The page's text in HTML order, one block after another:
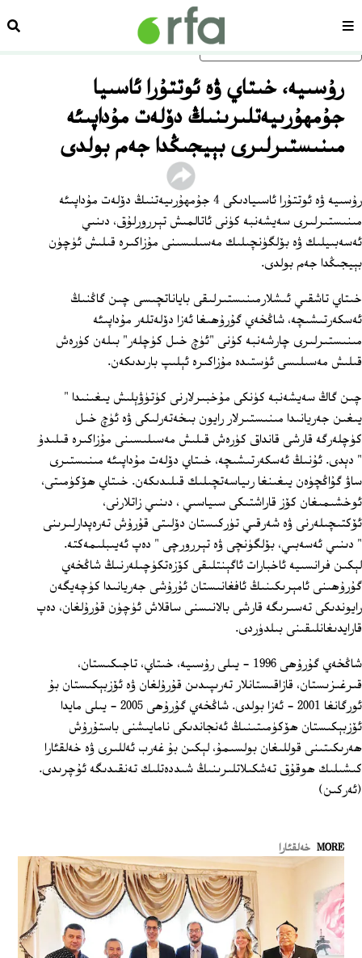
ئاساسلىق مەزمۇنغا ئاتلاڭسەھىپە
رۇسىيە، خىتاي ۋە ئوتتۇرا ئاسىيا
جۇمھۇرىيەتلىرىنىڭ دۆلەت مۇداپىئە
مىنىستىرلىرى بېيجىڭدا جەم بولدى
رۇسىيە ۋە ئوتتۇرا ئاسىيادىكى 4 جۇمھۇرىيەتنىڭ دۆلەت مۇداپىئە
مىنىستىرلىرى سەيشەنبە كۈنى ئاتالمىش تېررورلۇق، دىنىي
ئەسەبىيلىك ۋە بۆلگۈنچىلىك مەسىلىسىنى مۇزاكىرە قىلىش ئۈچۈن
بېيجىڭدا جەم بولدى.
خىتاي تاشقىي ئىشلارمىنىستىرلىقى باياناتچىسى چىن گاڭنىڭ
ئەسكەرتىشىچە، شاڭخەي گۇرۇھىغا ئەزا دۆلەتلەر مۇداپىئە
مىنىستىرلىرى چارشەنبە كۈنى "ئۈچ خىل كۈچلەر" بىلەن كۈرەش
قىلىش مەسىلىسى ئۈستىدە مۇزاكىرە ئېلىپ بارىدىكەن.
چىن گاڭ سەيشەنبە كۈنكى مۇخبىرلارنى كۈتۈۋېلىش يىغىنىدا "
يىغىن جەريانىدا مىنىستىرلار رايون بىخەتەرلىكى ۋە ئۈچ خىل
كۈچلەرگە قارشى قانداق كۈرەش قىلىش مەسىلىسىنى مۇزاكىرە قىلىدۇ
" دېدى. ئۇنىڭ ئەسكەرتىشىچە، خىتاي دۆلەت مۇداپىئە مىنىستىرى
ساۋ گۇاڭچۈەن يىغىنغا رىياسەتچىلىك قىلىدىكەن. خىتاي ھۆكۈمىتى،
ئوخشىمىغان كۆز قاراشتىكى سىياسىي ، دىنىي زاتلارنى،
ئۆكتىچىلەرنى ۋە شەرقىي تۈركىستان دۆلىتى قۇرۇش تەرەپدارلىرىنى
" دىنىي ئەسەبىي، بۆلگۈنچى ۋە تېررورچى " دەپ ئەيىبلىمەكتە.
لېكىن فرانسىيە ئاخبارات ئاگېنتلىقى كۆزەتكۈچىلەرنىڭ شاڭخەي
گۇرۇھىنى ئامېرىكىنىڭ ئافغانىستان ئۇرۇشى جەريانىدا كۈچەيگەن
رايوندىكى تەسىرىگە قارشى بالانىسنى ساقلاش ئۈچۈن قۇرۇلغان، دەپ
قارايدىغانلىقىنى بىلدۈردى.
شاڭخەي گۇرۇھى 1996 - يىلى رۇسىيە، خىتاي، تاجىكىستان،
قىرغىزىستان، قازاقىستانلار تەرىپىدىن قۇرۇلغان ۋە ئۆزبېكىستان بۇ
ئورگانغا 2001 - ئەزا بولدى. شاڭخەي گۇرۇھى 2005 - يىلى مايدا
ئۆزبېكىستان ھۆكۈمىتىنىڭ ئەنجاندىكى نامايىشنى باستۇرۇش
ھەرىكىتىنى قوللىغان بولسىمۇ، لېكىن بۇ غەرب ئەللىرى ۋە خەلقئارا
كىشىلىك ھوقۇق تەشكىلاتلىرىنىڭ شىددەتلىك تەنقىدىگە ئۇچرىدى.
(ئەركىن)
MORE خەلقئارا